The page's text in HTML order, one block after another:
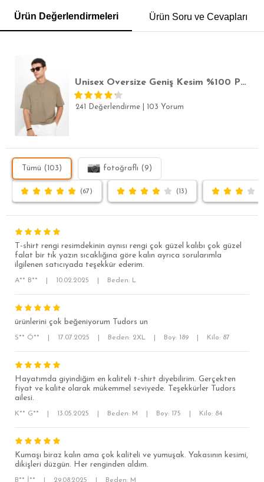
POLO YAKA T-SHIRT KEMER BOXER
RELAX FİT
OVERSİZE
Ürün Değerlendirmeleri Ürün Soru ve Cevapları
Unisex Oversize Geniş Kesim %100 Pamuk Yumuşak Dokulu Basic Bisiklet Yaka Haki Tişört
241 Değerlendirme 103 Yorum
Tümü (103) fotoğraflı (9)
(67) (13)
T-shirt rengi resimdekinin aynısı rengi çok güzel kalıbı çok güzel
falat bir tık yazın sıcaklığına göre kalın ayrıca sorularımla
ilgilenen satıcıyada teşekkür ederim.
A** B** 10.02.2025 Beden: L
ürünlerini çok beğeniyorum Tudors un
S** Ö** 17.07.2025 Beden: 2XL Boy: 189 Kilo: 87
Hayatımda giyindiğim en kaliteli t-shirt diyebilirim. Gerçekten
fiyat ve kalite olarak mükemmel seviyede. Teşekkürler Tudors
ailesi.
K** G** 13.05.2025 Beden: M Boy: 175 Kilo: 84
Kumaşı biraz kalın ama çok kaliteli ve yumuşak. Yakasının kesimi,
dikişleri düzgün. Her renginden aldım.
B** İ** 29.08.2025 Beden: M